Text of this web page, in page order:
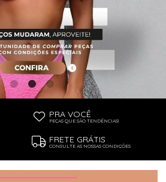
PRA VOCÊ
PEÇAS QUE SÃO TENDÊNCIAS!
FRETE GRÁTIS
CONSULTE AS NOSSAS CONDIÇÕES